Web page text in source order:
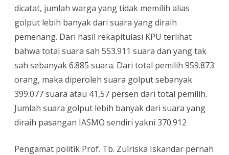
dicatat, jumlah warga yang tidak memilih alias
golput lebih banyak dari suara yang diraih
pemenang. Dari hasil rekapitulasi KPU terlihat
bahwa total suara sah 553.911 suara dan yang tak
sah sebanyak 6.885 suara. Dari total pemilih 959.873
orang, maka diperoleh suara golput sebanyak
399.077 suara atau 41,57 persen dari total pemilih.
Jumlah suara golput lebih banyak dari suara yang
diraih pasangan IASMO sendiri yakni 370.912
Pengamat politik Prof. Tb. Zulriska Iskandar pernah